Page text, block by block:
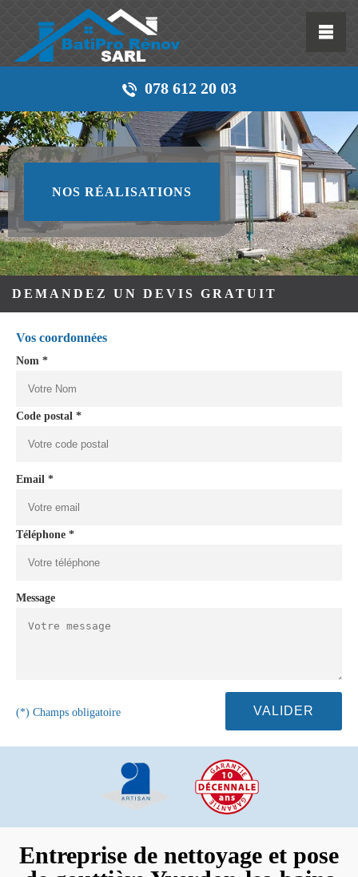
078 612 20 03
NOS RÉALISATIONS
DEMANDEZ UN DEVIS GRATUIT
Vos coordonnées
Nom *
Code postal *
Email *
Téléphone *
Message
(*) Champs obligatoire
Entreprise de nettoyage et pose